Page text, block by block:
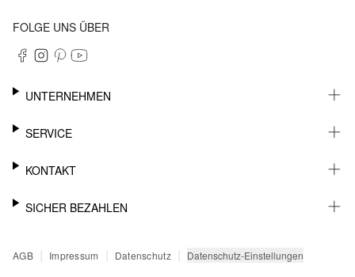
FOLGE UNS ÜBER
UNTERNEHMEN
KARRIERE
SERVICE
NEWSLETTER
MEIN KONTO
RÜCKGABE
KONTAKT
SUPPORT
SICHER BEZAHLEN
PAYPAL
AGB | Impressum | Datenschutz | Datenschutz-Einstellungen